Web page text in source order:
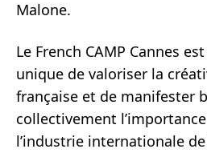
Malone.
Le French CAMP Cannes
unique de valoriser la
française et de manifester
collectivement
l’industrie internationale